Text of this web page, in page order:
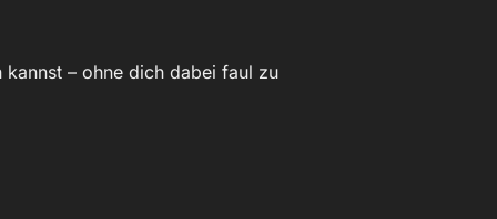
– ohne dich dabei faul zu